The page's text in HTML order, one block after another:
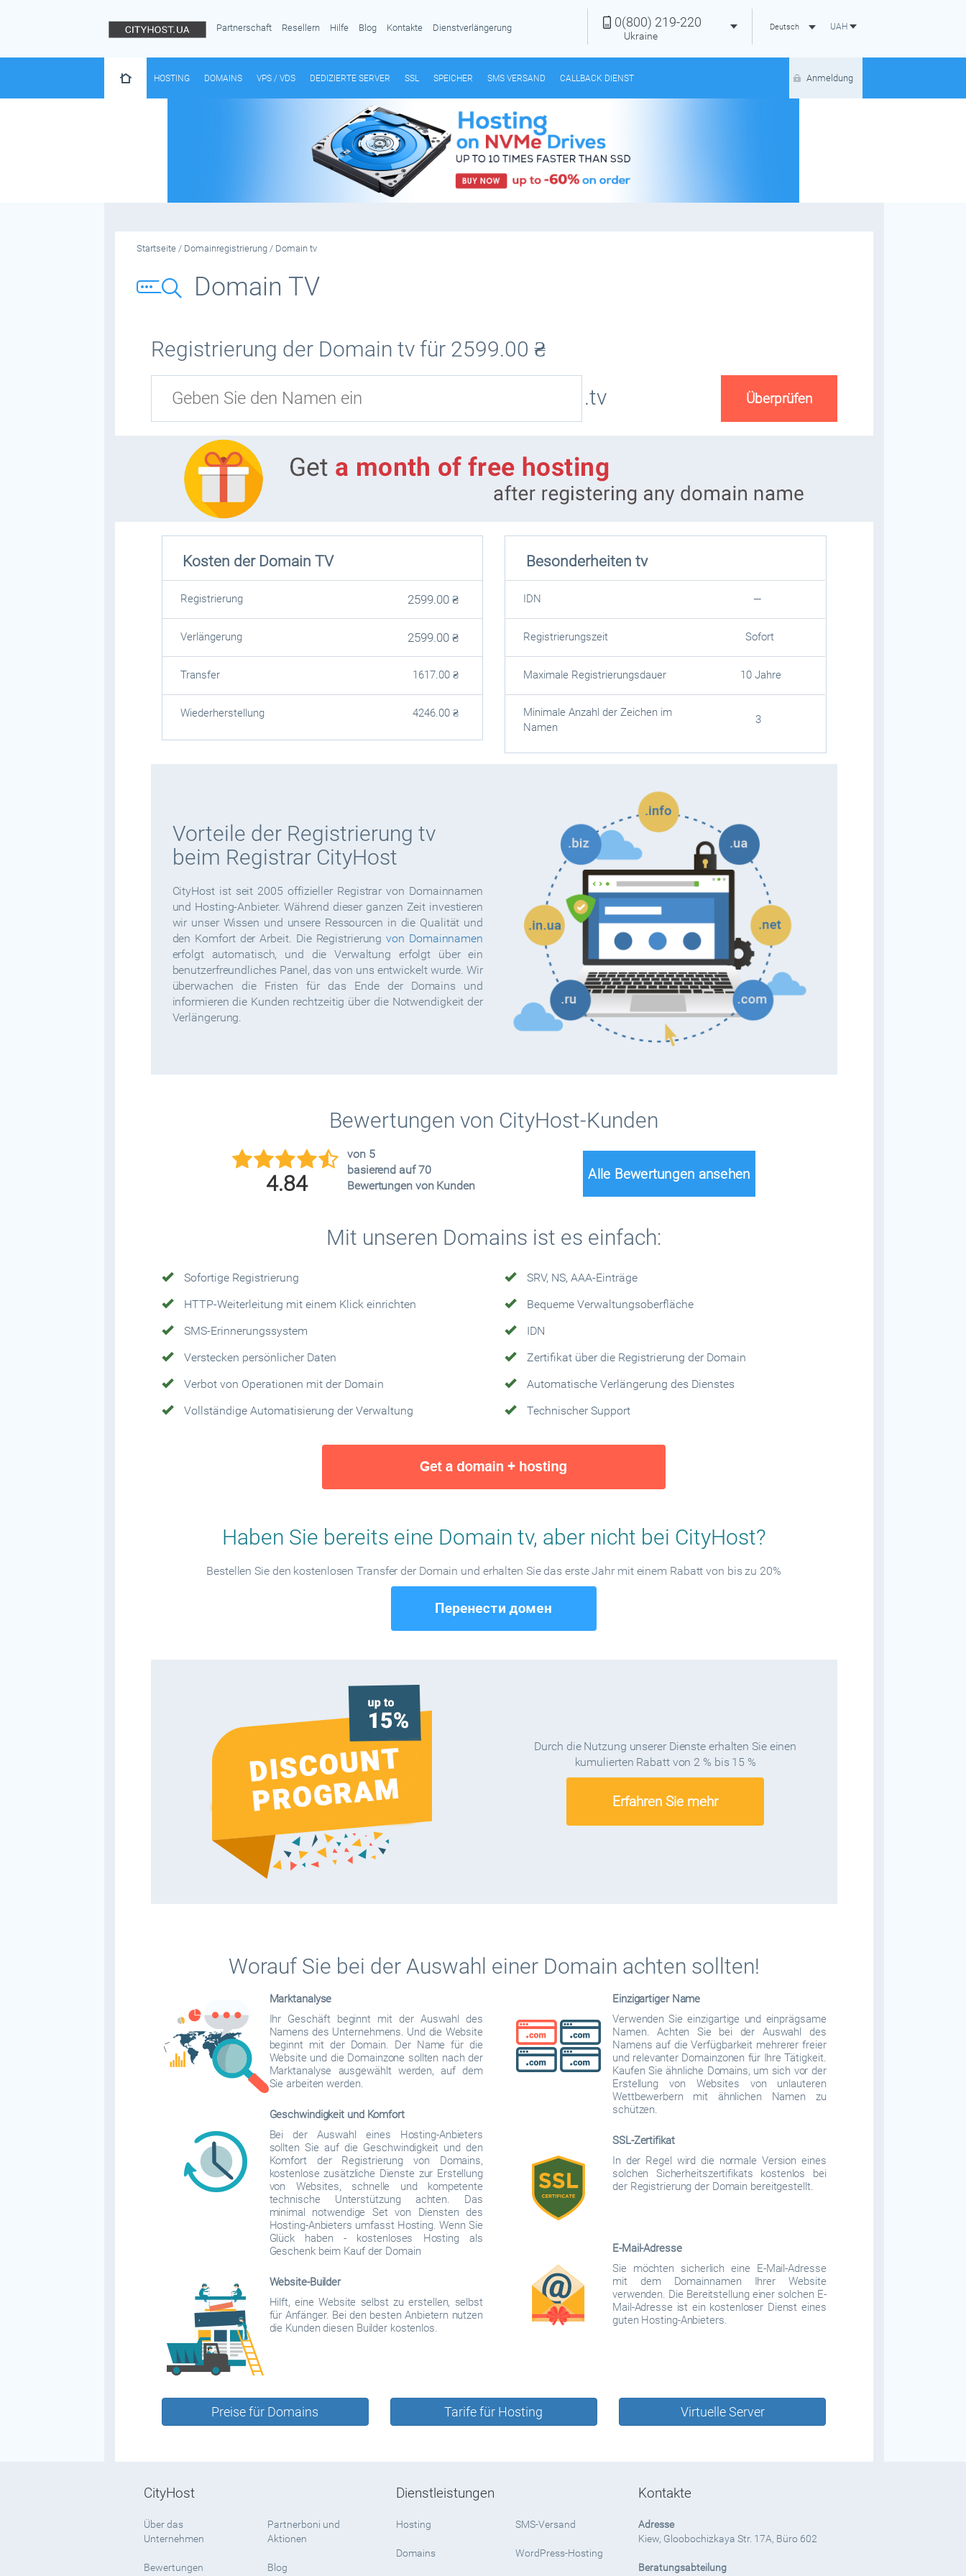
Partnerschaft Resellern Hilfe Blog Kontakte Dienstverlängerung UAH
Deutsch
0(800) 219-220
Ukraine
HOSTING DOMAINS VPS / VDS DEDIZIERTE SERVER SSL SPEICHER SMS VERSAND CALLBACK DIENST Anmeldung
Startseite/ Domainregistrierung/ Domain tv
Domain TV
Registrierung der Domain tv für 2599.00 ₴
.tv
Kosten der Domain TV
Registrierung 2599.00 ₴
Verlängerung 2599.00 ₴
Transfer 1617.00 ₴
Wiederherstellung 4246.00 ₴
Besonderheiten tv
IDN —
Registrierungszeit Sofort
Maximale Registrierungsdauer 10 Jahre
Minimale Anzahl der Zeichen im
Namen
3
Vorteile der Registrierung tv
beim Registrar CityHost
CityHost ist seit 2005 offizieller Registrar von Domainnamen
und Hosting-Anbieter. Während dieser ganzen Zeit investieren
wir unser Wissen und unsere Ressourcen in die Qualität und
den Komfort der Arbeit. Die Registrierungvon Domainnamen
erfolgt automatisch, und die Verwaltung erfolgt über ein
benutzerfreundliches Panel, das von uns entwickelt wurde. Wir
überwachen die Fristen für das Ende der Domains und
informieren die Kunden rechtzeitig über die Notwendigkeit der
Verlängerung.
Bewertungen von CityHost-Kunden
4.84
von 5
basierend auf 70
Bewertungen von Kunden
Alle Bewertungen ansehen
Mit unseren Domains ist es einfach:
Sofortige Registrierung
HTTP-Weiterleitung mit einem Klick einrichten
SMS-Erinnerungssystem
Verstecken persönlicher Daten
Verbot von Operationen mit der Domain
Vollständige Automatisierung der Verwaltung
SRV, NS, AAA-Einträge
Bequeme Verwaltungsoberfläche
IDN
Zertifikat über die Registrierung der Domain
Automatische Verlängerung des Dienstes
Technischer Support
Haben Sie bereits eine Domain tv, aber nicht bei CityHost?
Bestellen Sie den kostenlosen Transfer der Domain und erhalten Sie das erste Jahr mit einem Rabatt von bis zu 20%
Durch die Nutzung unserer Dienste erhalten Sie einen
kumulierten Rabatt von 2 % bis 15 %
Erfahren Sie mehr
Worauf Sie bei der Auswahl einer Domain achten sollten!
Marktanalyse
Ihr Geschäft beginnt mit der Auswahl des
Namens des Unternehmens. Und die Website
beginnt mit der Domain. Der Name für die
Website und die Domainzone sollten nach der
Marktanalyse ausgewählt werden, auf dem
Sie arbeiten werden.
Geschwindigkeit und Komfort
Bei der Auswahl eines Hosting-Anbieters
sollten Sie auf die Geschwindigkeit und den
Komfort der Registrierung von Domains,
kostenlose zusätzliche Dienste zur Erstellung
von Websites, schnelle und kompetente
technische Unterstützung achten. Das
minimal notwendige Set von Diensten des
Hosting-Anbieters umfasst Hosting. Wenn Sie
Glück haben - kostenloses Hosting als
Geschenk beim Kauf der Domain
Website-Builder
Hilft, eine Website selbst zu erstellen, selbst
für Anfänger. Bei den besten Anbietern nutzen
die Kunden diesen Builder kostenlos.
Einzigartiger Name
Verwenden Sie einzigartige und einprägsame
Namen. Achten Sie bei der Auswahl des
Namens auf die Verfügbarkeit mehrerer freier
und relevanter Domainzonen für Ihre Tätigkeit.
Kaufen Sie ähnliche Domains, um sich vor der
Erstellung von Websites von unlauteren
Wettbewerbern mit ähnlichen Namen zu
schützen.
SSL-Zertifikat
In der Regel wird die normale Version eines
solchen Sicherheitszertifikats kostenlos bei
der Registrierung der Domain bereitgestellt.
E-Mail-Adresse
Sie möchten sicherlich eine E-Mail-Adresse
mit dem Domainnamen Ihrer Website
verwenden. Die Bereitstellung einer solchen E-
Mail-Adresse ist ein kostenloser Dienst eines
guten Hosting-Anbieters.
Preise für Domains Tarife für Hosting Virtuelle Server
CityHost
Über das
Unternehmen
Bewertungen
Partnerboni und
Aktionen
Blog
Dienstleistungen
Hosting
Domains
SMS-Versand
WordPress-Hosting
Kontakte
Adresse
Kiew, Gloobochizkaya Str. 17A, Büro 602
Beratungsabteilung